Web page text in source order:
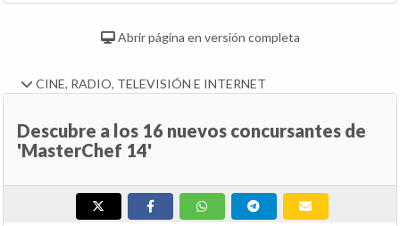
Abrir página en versión completa
CINE, RADIO, TELEVISIÓN E INTERNET
Descubre a los 16 nuevos concursantes de
'MasterChef 14'